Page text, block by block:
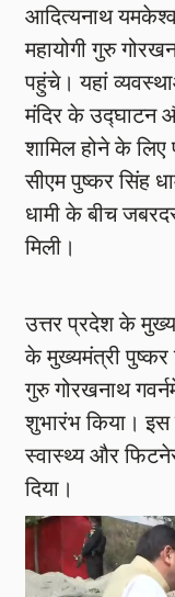
आदित्यनाथ
महायोगी गुरु
पहुंचे। यहां
मंदिर के उद्घाटन
शामिल होने के
सीएम पुष्कर सिंह
धामी के बीच
मिली।
उत्तर प्रदेश के
के मुख्यमंत्री पुष्कर
गुरु गोरखनाथ
शुभारंभ किया। इस
स्वास्थ्य और
दिया।